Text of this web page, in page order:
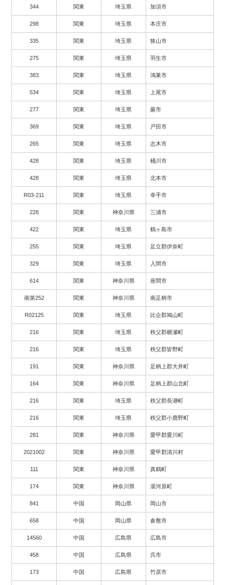
344 関東 埼玉県 加須市
298 関東 埼玉県 本庄市
335 関東 埼玉県 狭山市
275 関東 埼玉県 羽生市
383 関東 埼玉県 鴻巣市
534 関東 埼玉県 上尾市
277 関東 埼玉県 蕨市
369 関東 埼玉県 戸田市
265 関東 埼玉県 志木市
428 関東 埼玉県 桶川市
428 関東 埼玉県 北本市
R03-211 関東 埼玉県 幸手市
228 関東 神奈川県 三浦市
422 関東 埼玉県 鶴ヶ島市
255 関東 埼玉県 足立郡伊奈町
329 関東 埼玉県 入間市
614 関東 神奈川県 座間市
南第252 関東 神奈川県 南足柄市
R02125 関東 埼玉県 比企郡鳩山町
216 関東 埼玉県 秩父郡横瀬町
216 関東 埼玉県 秩父郡皆野町
191 関東 神奈川県 足柄上郡大井町
164 関東 神奈川県 足柄上郡山北町
216 関東 埼玉県 秩父郡長瀞町
216 関東 埼玉県 秩父郡小鹿野町
281 関東 神奈川県 愛甲郡愛川町
2021002 関東 神奈川県 愛甲郡清川村
111 関東 神奈川県 真鶴町
174 関東 神奈川県 湯河原町
841 中国 岡山県 岡山市
658 中国 岡山県 倉敷市
14560 中国 広島県 広島市
458 中国 広島県 呉市
173 中国 広島県 竹原市